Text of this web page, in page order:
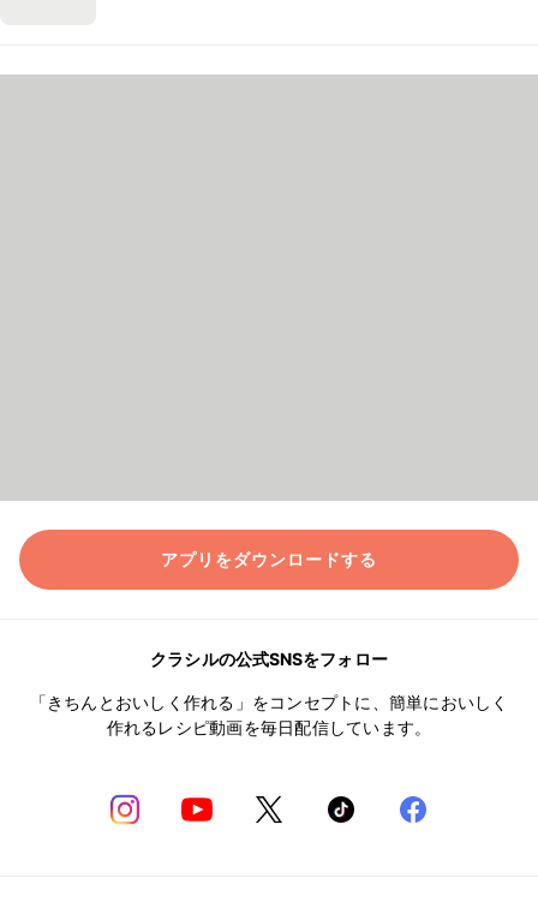
アプリをダウンロードする
クラシルの公式SNSをフォロー
「きちんとおいしく作れる」をコンセプトに、簡単においしく
作れるレシピ動画を毎日配信しています。